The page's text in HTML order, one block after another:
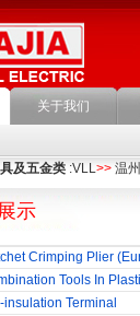
关于我们
及五金类 :VLL>> 温
示
Crimping Plier
Tools In
insulation Terminal